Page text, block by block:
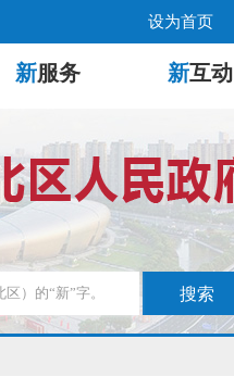
设为首页
新服务 新互动